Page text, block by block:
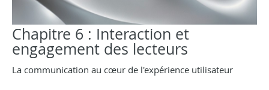
Chapitre 6 : Interaction et
engagement des lecteurs
La communication au cœur de l'expérience utilisateur